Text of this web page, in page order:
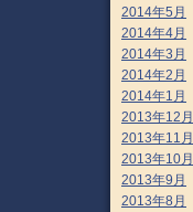
2014年5月
2014年4月
2014年3月
2014年2月
2014年1月
2013年12月
2013年11月
2013年10月
2013年9月
2013年8月